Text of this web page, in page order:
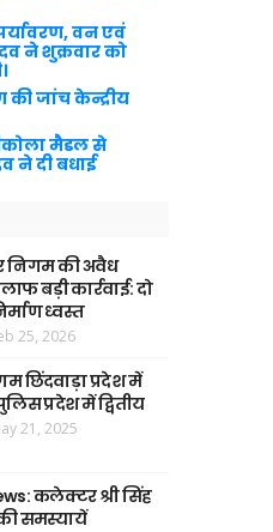
वन एवं
ने शुक्रवार को
की जांच केन्द्रीय
मैडल से
ने दी बधाई
निगम की अवैध
बड़ी कार्रवाई: दो
ध्वस्त
25, 2026
छिंदवाड़ा प्रदेश में
प्रदेश में द्वितीय
21, 2025
कलेक्टर श्री सिंह
समस्यायें